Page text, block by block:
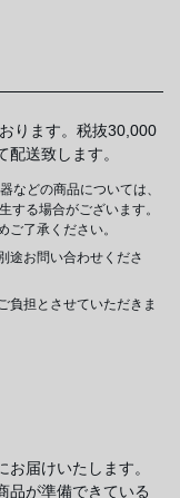
ります。税抜30,000
送致します。
などの商品については、
する場合がございます。
了承ください。
途お問い合わせくださ
負担とさせていただきま
届けいたします。
品が準備できている